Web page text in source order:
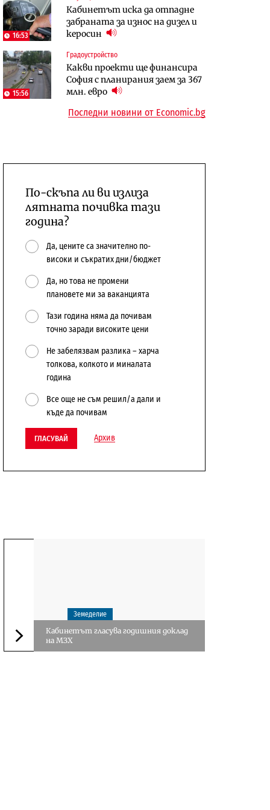
16:53
Кабинетът иска да отпадне
забраната за износ на дизел и
керосин
15:56
Градоустройство
Какви проекти ще финансира
София с планирания заем за 367
млн. евро
бюджетите си
To:know
цените в лева: Какво
предстои?
Компании
технологичните компании и
системните интегратори
Последни новини от Economic.bg
По-скъпа ли ви излиза
лятната почивка тази
година?
Да, цените са значително по-
високи и съкратих дни/бюджет
Да, но това не промени
плановете ми за ваканцията
Тази година няма да почивам
точно заради високите цени
Не забелязвам разлика – харча
толкова, колкото и миналата
година
Все още не съм решил/а дали и
къде да почивам
ГЛАСУВАЙ Архив
Следваща новина
Земеделие
Кабинетът гласува годишния доклад
на МЗХ